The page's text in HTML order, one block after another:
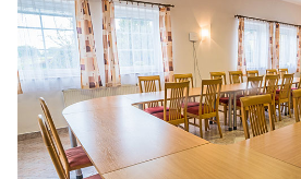
Foto
Rezervace
Volný čas
Kontakt